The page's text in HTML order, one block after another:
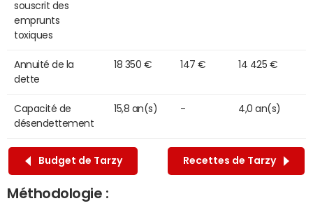
souscrit des
emprunts
toxiques
Annuité de la
dette
18 350 € 147 € 14 425 €
Capacité de
désendettement
15,8 an(s) - 4,0 an(s)
Budget de Tarzy Recettes de Tarzy
Méthodologie :